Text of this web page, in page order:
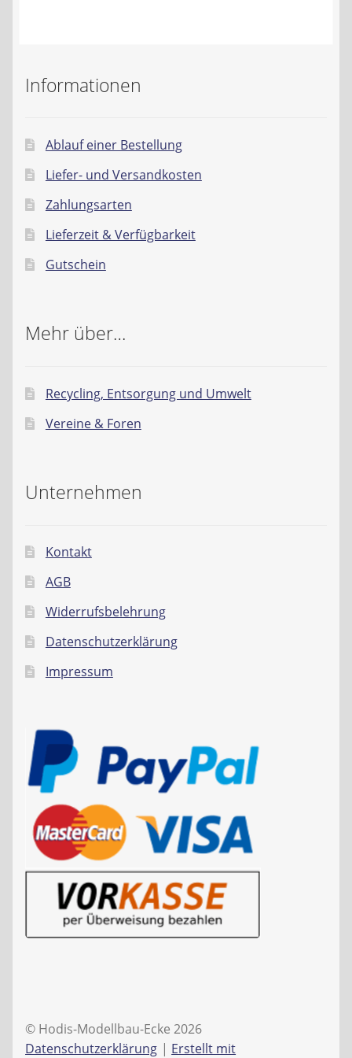
Widerrufsbelehrung
Datenschutzerklärung
Impressum
Informationen
Ablauf einer Bestellung
Liefer- und Versandkosten
Zahlungsarten
Lieferzeit & Verfügbarkeit
Gutschein
Mehr über…
Recycling, Entsorgung und Umwelt
Vereine & Foren
Unternehmen
Kontakt
AGB
Widerrufsbelehrung
Datenschutzerklärung
Impressum
© Hodis-Modellbau-Ecke 2026
Datenschutzerklärung
Erstellt mit